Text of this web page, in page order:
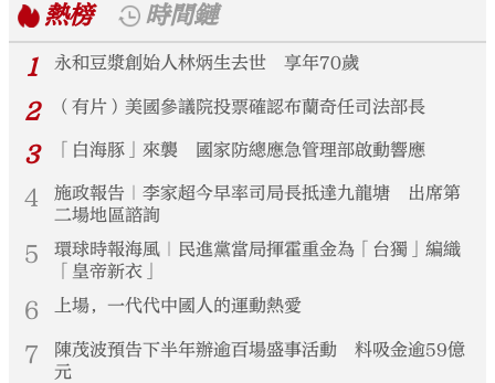
熱榜
時間鏈
1
永和豆漿創始人林炳生去世 享年70歲
2 （有片）美國參議院投票確認布蘭奇任司法部長
3 「白海豚」來襲 國家防總應急管理部啟動響應
4
施政報告｜李家超今早率司局長抵達九龍塘 出席第
二場地區諮詢
5
環球時報海風｜民進黨當局揮霍重金為「台獨」編織
「皇帝新衣」
6 上場，一代代中國人的運動熱愛
7
陳茂波預告下半年辦逾百場盛事活動 料吸金逾59億
元